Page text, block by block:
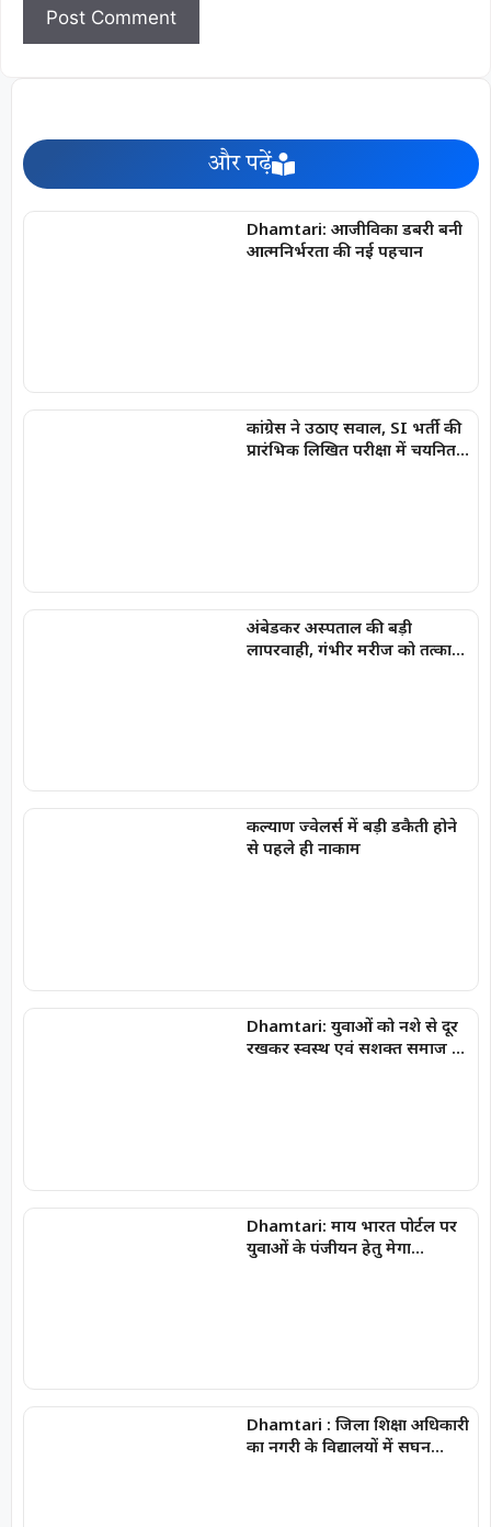
और पढ़ें
Dhamtari: आजीविका डबरी बनी
आत्मनिर्भरता की नई पहचान
कांग्रेस ने उठाए सवाल, SI भर्ती की
प्रारंभिक लिखित परीक्षा में चयनित
अंबेडकर अस्पताल की बड़ी
लापरवाही, गंभीर मरीज को तत्काल
कल्याण ज्वेलर्स में बड़ी डकैती होने
से पहले ही नाकाम
Dhamtari: युवाओं को नशे से दूर
रखकर स्वस्थ एवं सशक्त समाज का
Dhamtari: माय भारत पोर्टल पर
युवाओं के पंजीयन हेतु मेगा
Dhamtari : जिला शिक्षा अधिकारी
का नगरी के विद्यालयों में सघन